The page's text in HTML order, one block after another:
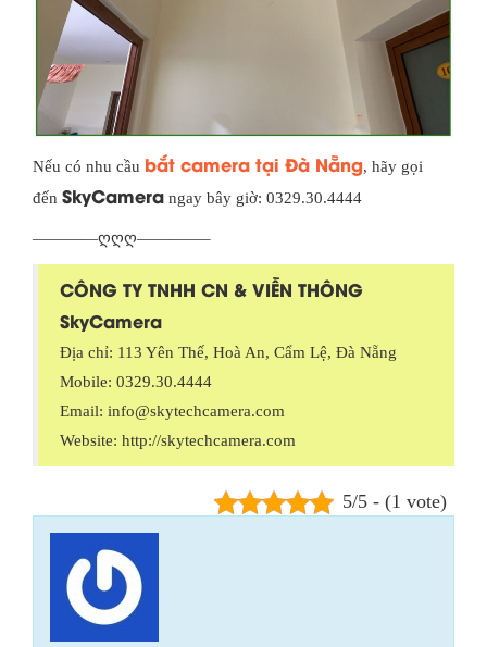
Nếu có nhu cầu bắt camera tại Đà Nẵng, hãy gọi
đến SkyCamera ngay bây giờ: 0329.30.4444
————ღღღ————–
CÔNG TY TNHH CN & VIỄN THÔNG
SkyCamera
Địa chỉ: 113 Yên Thế, Hoà An, Cẩm Lệ, Đà Nẵng
Mobile: 0329.30.4444
Email: info@skytechcamera.com
Website: http://skytechcamera.com
5/5 - (1 vote)